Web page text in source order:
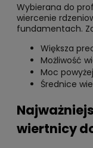
Wybierana do
wiercenie
fundamentach.
Większa
Możliwość
Moc
Średnice
wiertnicy